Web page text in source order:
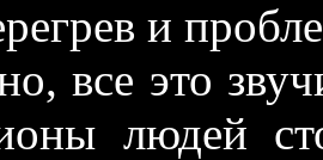
и
все это
людей